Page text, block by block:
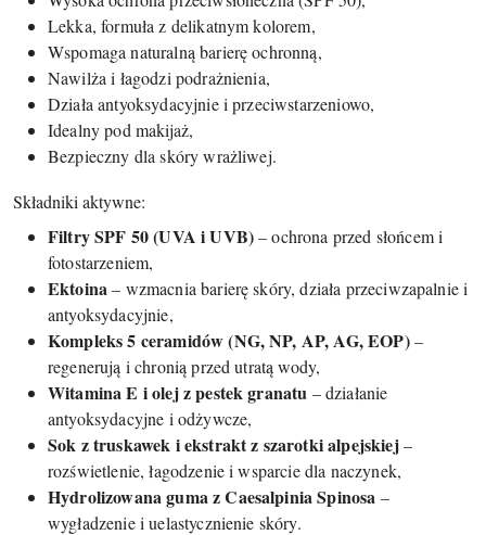
Lekka, formuła z delikatnym kolorem,
Wspomaga naturalną barierę ochronną,
Nawilża i łagodzi podrażnienia,
Działa antyoksydacyjnie i przeciwstarzeniowo,
Idealny pod makijaż,
Bezpieczny dla skóry wrażliwej.
Składniki aktywne:
Filtry SPF 50 (UVA i UVB)– ochrona przed słońcem i
fotostarzeniem,
Ektoina– wzmacnia barierę skóry, działa przeciwzapalnie i
antyoksydacyjnie,
Kompleks 5 ceramidów (NG, NP, AP, AG, EOP)–
regenerują i chronią przed utratą wody,
Witamina E i olej z pestek granatu – działanie
antyoksydacyjne i odżywcze,
Sok z truskawek i ekstrakt z szarotki alpejskiej–
rozświetlenie, łagodzenie i wsparcie dla naczynek,
Hydrolizowana guma z Caesalpinia Spinosa –
wygładzenie i uelastycznienie skóry.